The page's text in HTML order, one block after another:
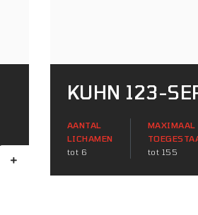
KUHN 123-
AANTAL
LICHAMEN
tot 6
MAXIMAAL
tot 155